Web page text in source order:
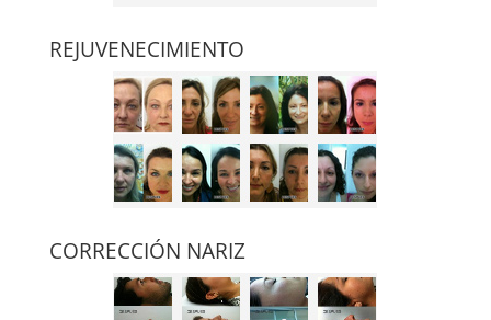
REJUVENECIMIENTO
CORRECCIÓN NARIZ